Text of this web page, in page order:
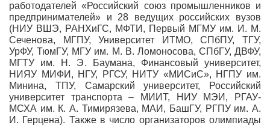
работодателей «Российский союз промышленников и
предпринимателей» и 28 ведущих российских вузов
(НИУ ВШЭ, РАНХиГС, МФТИ, Первый МГМУ им. И. М.
Сеченова, МГПУ, Университет ИТМО, СПбПУ, ТГУ,
УрФУ, ТюмГУ, МГУ им. М. В. Ломоносова, СПбГУ, ДВФУ,
МГТУ им. Н. Э. Баумана, Финансовый университет,
НИЯУ МИФИ, НГУ, РГСУ, НИТУ «МИСиС», НГПУ им.
Минина, ТПУ, Самарский университет, Российский
университет транспорта – МИИТ, НИУ МЭИ, РГАУ-
МСХА им. К. А. Тимирязева, МАИ, БашГУ, РГПУ им. А.
И. Герцена). Также в число организаторов олимпиады